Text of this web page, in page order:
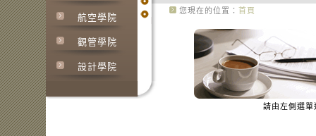
航空學院
觀管學院
設計學院
您現在的位置： 首頁
請由左側選